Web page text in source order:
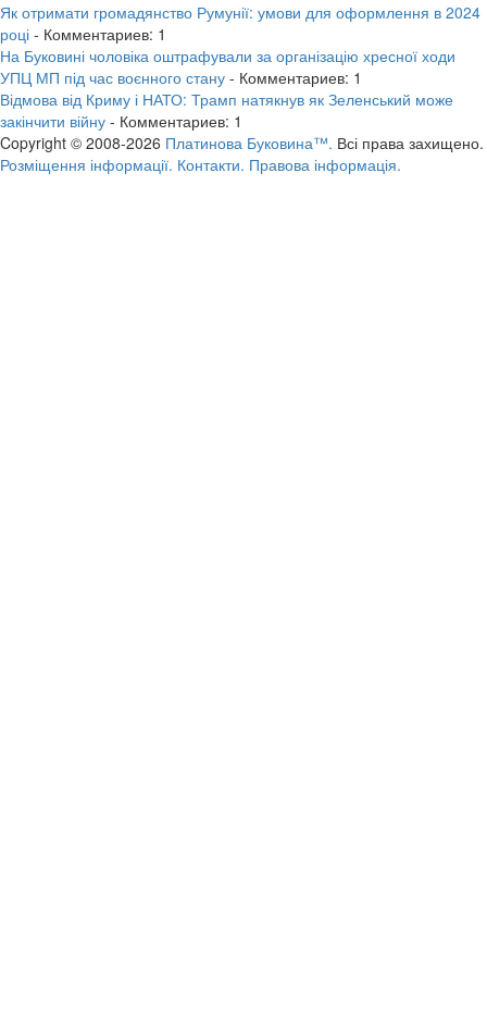
Як отримати громадянство Румунії: умови для оформлення в 2024
році - Комментариев: 1
На Буковині чоловіка оштрафували за організацію хресної ходи
УПЦ МП під час воєнного стану - Комментариев: 1
Відмова від Криму і НАТО: Трамп натякнув як Зеленський може
закінчити війну - Комментариев: 1
Copyright © 2008-2026 Платинова Буковина™. Всі права захищено.
Розміщення інформації. Контакти. Правова інформація.